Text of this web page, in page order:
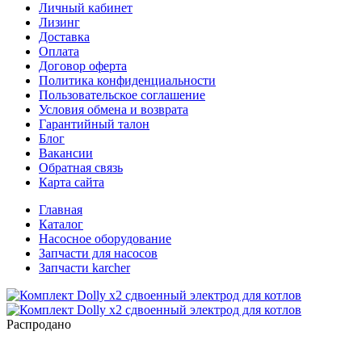
Личный кабинет
Лизинг
Доставка
Оплата
Договор оферта
Политика конфиденциальности
Пользовательское соглашение
Условия обмена и возврата
Гарантийный талон
Блог
Вакансии
Обратная связь
Карта сайта
Главная
Каталог
Насосное оборудование
Запчасти для насосов
Запчасти karcher
Распродано